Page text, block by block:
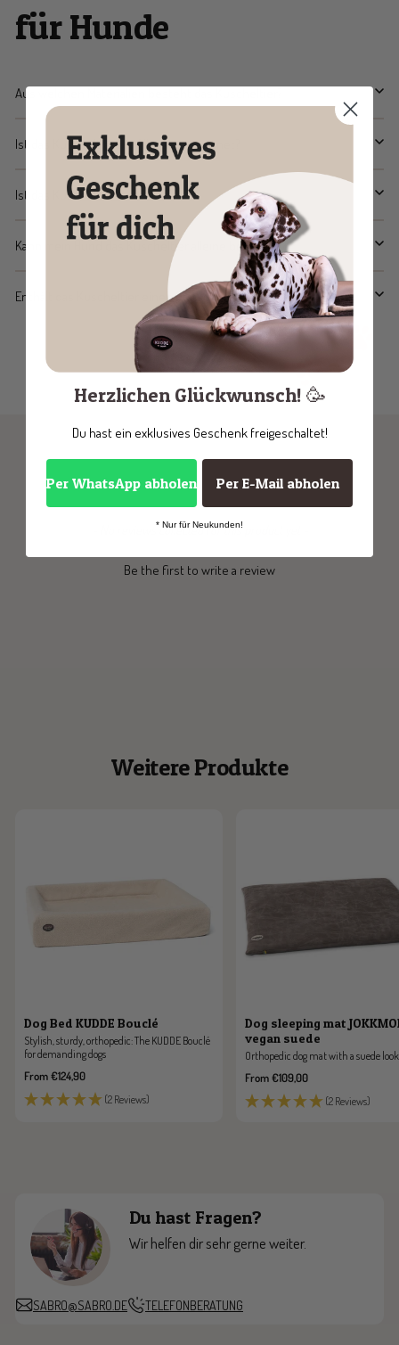
für Hunde
Aus welchen Materialien besteht das Kuscheltier?
Ist das Kuscheltier für Allergiker geeignet?
Ist das Kuscheltier waschbar?
Kann mein Hund das Kuscheltier alleine benutzen?
Enthält das Kuscheltier einen Quitscher?
- No reviews collected for this product yet -
Be the first to write a review
Weitere Produkte
Dog Bed KUDDE Bouclé
Stylish, sturdy, orthopedic: The KUDDE Bouclé
for demanding dogs
Sale
price
From €124,90
(2 Reviews)
Dog sleeping mat
vegan suede
Orthopedic dog mat with a suede look
Sale
price
From €109,00
(2 Reviews)
Du hast Fragen?
Wir helfen dir sehr gerne weiter.
SABRO@SABRO.DE TELEFONBERATUNG
Herzlichen Glückwunsch! 🥳
Du hast ein exklusives Geschenk freigeschaltet!
Per WhatsApp abholen Per E-Mail abholen
* Nur für Neukunden!